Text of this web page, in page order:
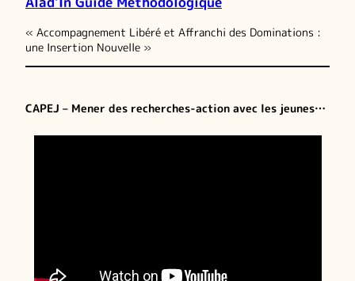
« Accompagnement Libéré et Affranchi des Dominations :
une Insertion Nouvelle »
CAPEJ – Mener des recherches-action avec les jeunes…